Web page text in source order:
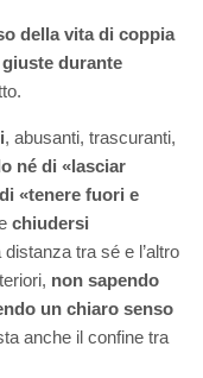
della vita di coppia
durante
, abusanti, trascuranti,
né di «lasciar
«tenere fuori e
chiudersi
tra sé e l’altro
non sapendo
un chiaro senso
anche il confine tra